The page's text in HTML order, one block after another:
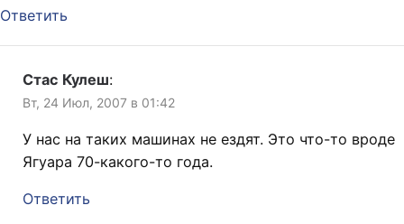
Ответить
Стас Кулеш:
Вт, 24 Июл, 2007 в 01:42
У нас на таких машинах не ездят. Это что-то вроде
Ягуара 70-какого-то года.
Ответить